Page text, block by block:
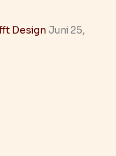
Design Juni 25,